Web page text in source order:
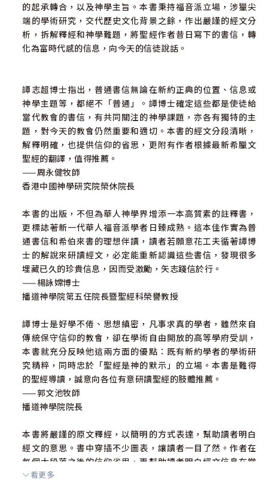
的起承轉合，以及神學主旨。本書秉持福音派立場，涉獵尖
端的學術研究，交代歷史文化背景之餘，作出嚴謹的經文分
析，拆解釋經和神學難題，將聖經作者昔日寫下的書信，轉
化為富時代感的信息，向今天的信徒說話。
譚志超博士指出，普通書信無論在新約正典的位置、信息或
神學主題等，都絕不「普通」。譚博士確定這些都是使徒給
當代教會的書信，有共同關注的神學課題，亦各有獨特的主
題，對今天的教會仍然重要和適切。本書的經文分段清晰，
解釋明確，也提供信仰的省思，更附有作者根據最新希臘文
聖經的翻譯，值得推薦。
——周永健牧師
香港中國神學研究院榮休院長
本書的出版，不但為華人神學界增添一本高質素的註釋書，
更標誌著新一代華人福音派學者日臻成熟。這本佳作實為普
通書信和希伯來書的理想伴讀，讀者若願意花工夫循著譚博
士的解說來研讀經文，必定能重新認識這些書信，發現很多
埋藏已久的珍貴信息，因而受激勵，矢志踐信於行。
——楊詠嫦博士
播道神學院第五任院長暨聖經科榮譽教授
譚博士是好學不倦、思想縝密，凡事求真的學者，雖然來自
傳統保守信仰的教會，卻在學術自由開放的高等學府受訓，
本書就充分反映他這兩方面的優點：既有新約學者的學術研
究精粹，同時忠於「聖經是神的默示」的立場。本書是難得
的聖經導讀，誠意向各位有意研讀聖經的肢體推薦。
——郭文池牧師
播道神學院院長
本書將嚴謹的原文釋經，以簡明的方式表達，幫助讀者明白
經文的意思。書中穿插不少圖表，讓讀者一目了然。作者在
每個大段落之後的信仰省思，更幫助讀者明白經文信息在當
下的意義。閱讀本書的人有福了！
看更多